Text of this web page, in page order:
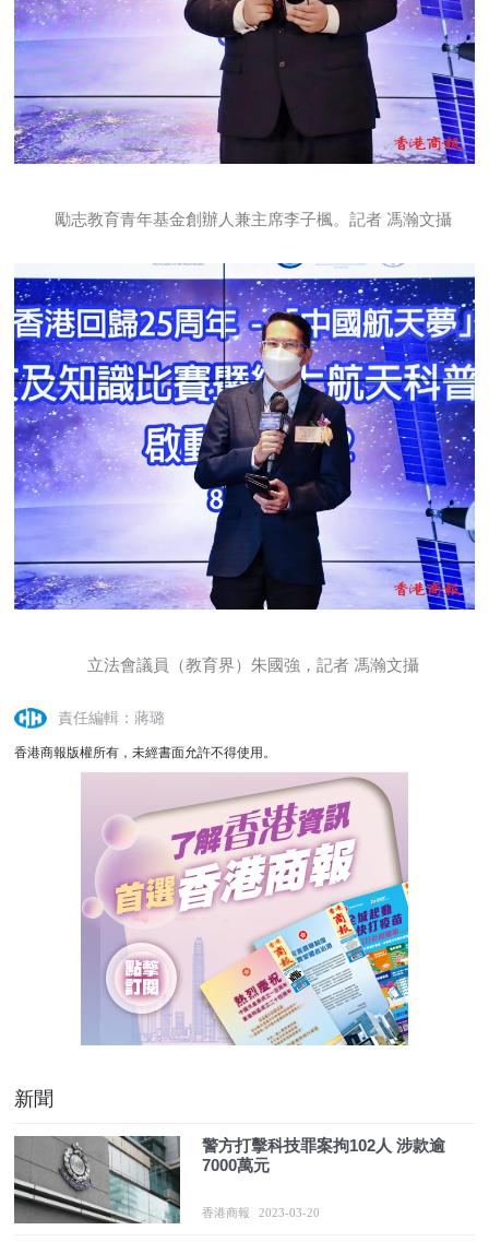
勵志教育青年基金創辦人兼主席李子楓。記者 馮瀚文攝
立法會議員（教育界）朱國強，記者 馮瀚文攝
責任編輯：蔣璐
香港商報版權所有，未經書面允許不得使用。
新聞
警方打擊科技罪案拘102人 涉款逾
7000萬元
香港商報 2023-03-20